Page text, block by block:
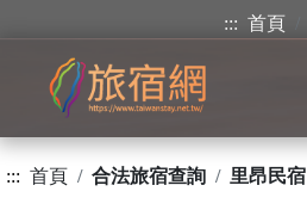
::: 首頁
::: 首頁 合法旅宿查詢 里昂民宿